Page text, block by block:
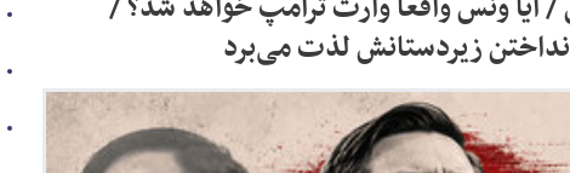
زیردستانش لذت می‌برد